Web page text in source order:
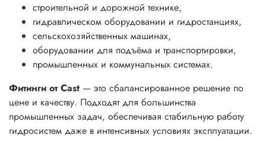
строительной и дорожной технике,
гидравлическом оборудовании и гидростанциях,
сельскохозяйственных машинах,
оборудовании для подъёма и транспортировки,
промышленных и коммунальных системах.
Фитинги от Cast — это сбалансированное решение по
цене и качеству. Подходят для большинства
промышленных задач, обеспечивая стабильную работу
гидросистем даже в интенсивных условиях эксплуатации.